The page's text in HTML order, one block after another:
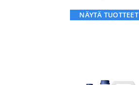
NÄYTÄ TUOTTEET